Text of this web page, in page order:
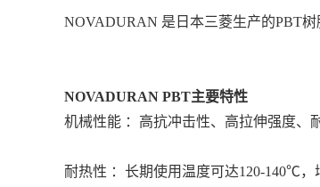
NOVADURAN 是日本三菱生产的PBT
NOVADURAN PBT主要特性
机械性能 ：高抗冲击性、高拉伸强度、
耐热性 ：长期使用温度可达120-140℃，